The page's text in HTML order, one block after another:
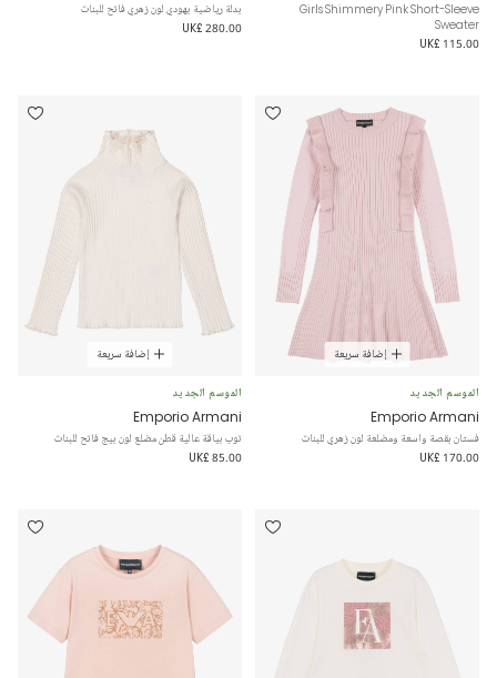
Girls Shimmery Pink Short-Sleeve
Sweater
UK£ 115.00
بدلة رياضية بهودي لون زهري فاتح للبنات
UK£ 280.00
إضافة سريعة
الموسم الجديد
Emporio Armani
فستان بقصة واسعة ومضلعة لون زهري للبنات
UK£ 170.00
إضافة سريعة
الموسم الجديد
Emporio Armani
توب بياقة عالية قطن مضلع لون بيج فاتح للبنات
UK£ 85.00